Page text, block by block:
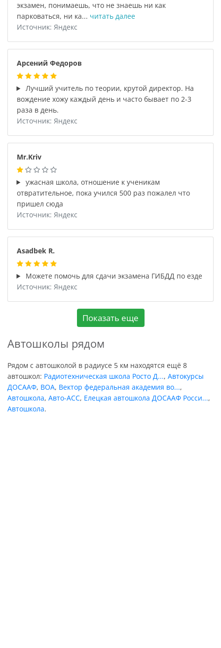
экзамен, понимаешь, что не знаешь ни как
парковаться, ни ка... читать далее
Источник: Яндекс
Арсений Федоров
Лучший учитель по теории, крутой директор. На
вождение хожу каждый день и часто бывает по 2-3
раза в день.
Источник: Яндекс
Mr.Kriv
ужасная школа, отношение к ученикам
отвратительное, пока учился 500 раз пожалел что
пришел сюда
Источник: Яндекс
Asadbek R.
Можете помочь для сдачи экзамена ГИБДД по езде
Источник: Яндекс
Показать еще
Автошколы рядом
Рядом с автошколой в радиусе 5 км находятся ещё 8
автошкол: Радиотехническая школа Росто Д..., Автокурсы
ДОСААФ, ВОА, Вектор федеральная академия во...,
Автошкола, Авто-АСС, Елецкая автошкола ДОСААФ Росси...,
Автошкола.